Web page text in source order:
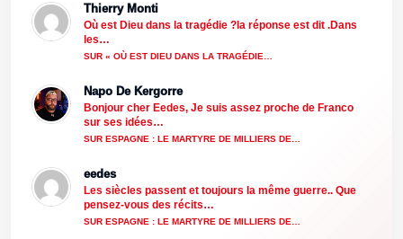
Thierry Monti
Où est Dieu dans la tragédie ?la réponse est dit .Dans
les…
SUR « OÙ EST DIEU DANS LA TRAGÉDIE…
Napo De Kergorre
Bonjour cher Eedes, Je suis assez proche de Franco
sur ses idées…
SUR ESPAGNE : LE MARTYRE DE MILLIERS DE…
eedes
Les siècles passent et toujours la même guerre.. Que
pensez-vous des récits…
SUR ESPAGNE : LE MARTYRE DE MILLIERS DE…